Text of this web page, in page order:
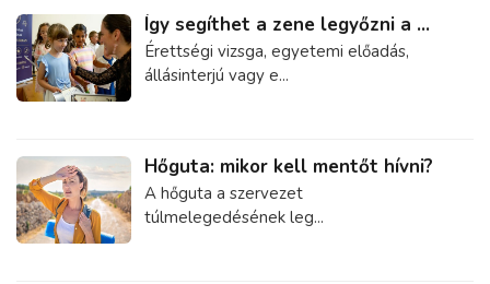
Így segíthet a zene legyőzni a ...
Érettségi vizsga, egyetemi előadás,
állásinterjú vagy e...
Hőguta: mikor kell mentőt hívni?
A hőguta a szervezet
túlmelegedésének leg...